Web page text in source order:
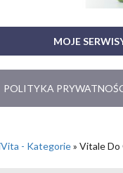
MOJE
POLITYKA
- Kategorie» Vitale Do